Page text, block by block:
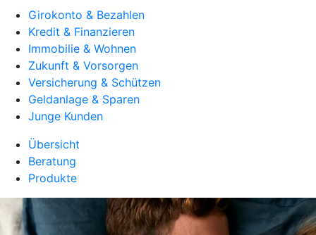
Girokonto & Bezahlen
Kredit & Finanzieren
Immobilie & Wohnen
Zukunft & Vorsorgen
Versicherung & Schützen
Geldanlage & Sparen
Junge Kunden
Übersicht
Beratung
Produkte